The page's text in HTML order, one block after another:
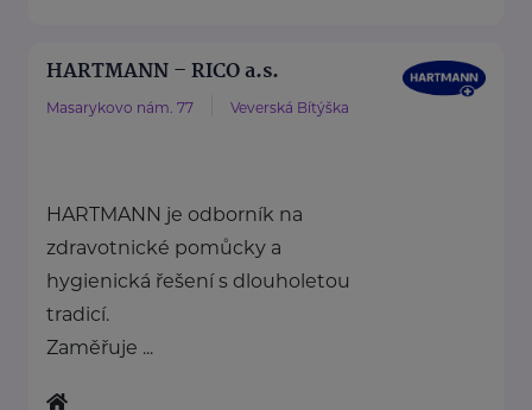
HARTMANN – RICO a.s.
Masarykovo nám. 77 Veverská Bítýška
HARTMANN je odborník na
zdravotnické pomůcky a
hygienická řešení s dlouholetou
tradicí.
Zaměřuje ...